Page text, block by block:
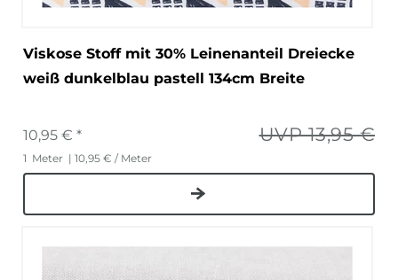
Viskose Stoff mit 30% Leinenanteil Dreiecke
weiß dunkelblau pastell 134cm Breite
UVP 13,95 €
10,95 € *
1 Meter | 10,95 € / Meter